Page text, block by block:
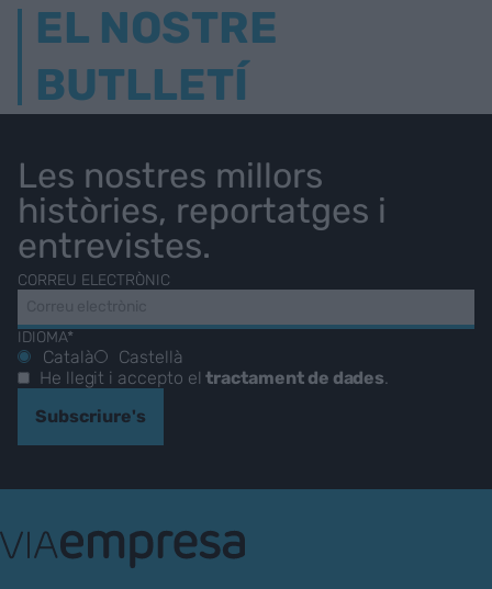
EL NOSTRE
BUTLLETÍ
Les nostres millors
històries, reportatges i
entrevistes.
CORREU ELECTRÒNIC
IDIOMA*
Català
Castellà
He llegit i accepto eltractament de dades
Subscriure's